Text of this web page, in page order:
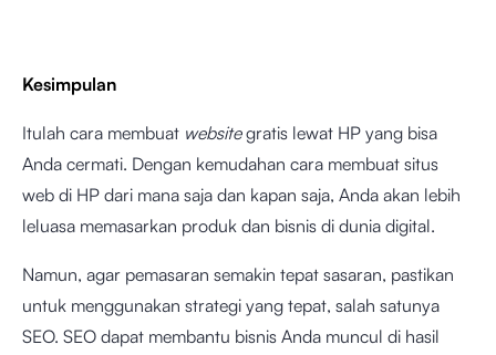
Kesimpulan
Itulah cara membuat websitegratis lewat HP yang bisa
Anda cermati. Dengan kemudahan cara membuat situs
web di HP dari mana saja dan kapan saja, Anda akan lebih
leluasa memasarkan produk dan bisnis di dunia digital.
Namun, agar pemasaran semakin tepat sasaran, pastikan
untuk menggunakan strategi yang tepat, salah satunya
SEO. SEO dapat membantu bisnis Anda muncul di hasil